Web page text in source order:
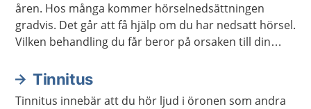
åren. Hos många kommer hörselnedsättningen
gradvis. Det går att få hjälp om du har nedsatt hörsel.
Vilken behandling du får beror på orsaken till din
Tinnitus
Tinnitus innebär att du hör ljud i öronen som andra